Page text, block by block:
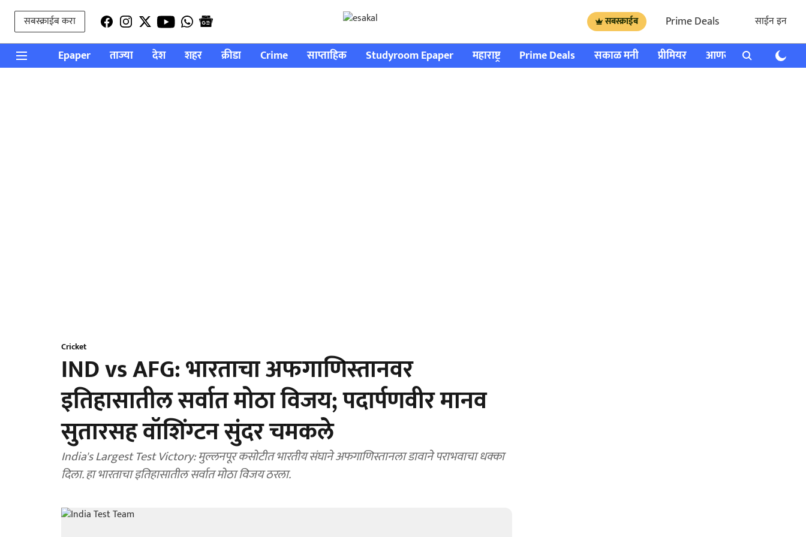
सबस्क्राईब करा सबस्क्राईब Prime Deals साईन इन
Epaper ताज्या देश शहर क्रीडा Crime साप्ताहिक Studyroom Epaper महाराष्ट्र Prime Deals सकाळ मनी प्रीमियर आणखी राशी भविष्य
Cricket
IND vs AFG: भारताचा अफगाणिस्तानवर
इतिहासातील सर्वात मोठा विजय; पदार्पणवीर मानव
सुतारसह वॉशिंग्टन सुंदर चमकले
India's Largest Test Victory: मुल्लनपूर कसोटीत भारतीय संघाने अफगाणिस्तानला डावाने पराभवाचा धक्का
दिला. हा भारताचा इतिहासातील सर्वात मोठा विजय ठरला.